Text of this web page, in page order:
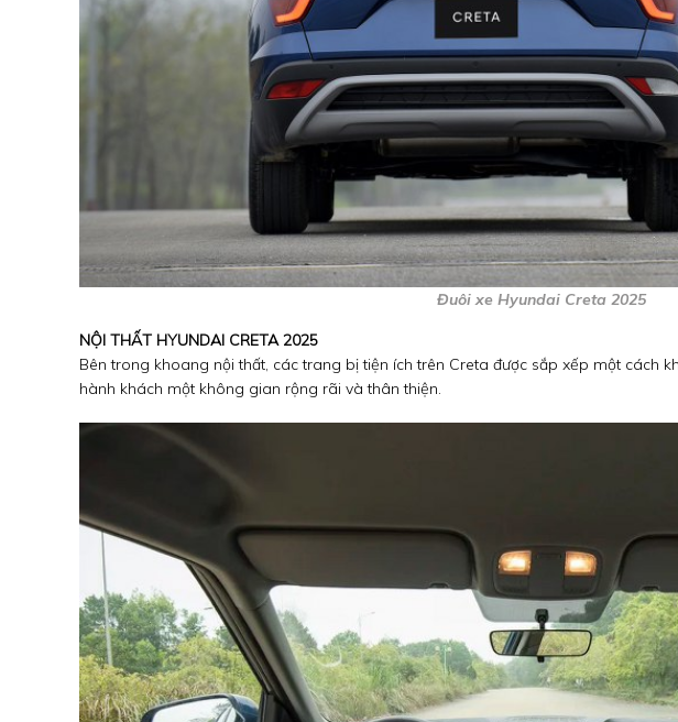
Đuôi xe Hyundai Creta 2025
NỘI THẤT HYUNDAI CRETA 2025
Bên trong khoang nội thất, các trang bị tiện ích trên Creta được sắp xếp một cách
hành khách một không gian rộng rãi và thân thiện.